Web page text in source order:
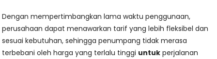
Dengan mempertimbangkan lama waktu penggunaan,
perusahaan dapat menawarkan tarif yang lebih fleksibel dan
sesuai kebutuhan, sehingga penumpang tidak merasa
terbebani oleh harga yang terlalu tinggi untuk perjalanan